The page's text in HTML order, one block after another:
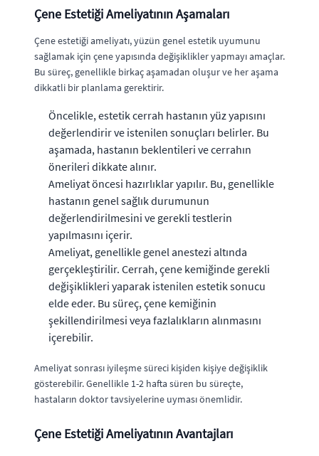
Çene Estetiği Ameliyatının Aşamaları
Çene estetiği ameliyatı, yüzün genel estetik uyumunu
sağlamak için çene yapısında değişiklikler yapmayı amaçlar.
Bu süreç, genellikle birkaç aşamadan oluşur ve her aşama
dikkatli bir planlama gerektirir.
Öncelikle, estetik cerrah hastanın yüz yapısını
değerlendirir ve istenilen sonuçları belirler. Bu
aşamada, hastanın beklentileri ve cerrahın
önerileri dikkate alınır.
Ameliyat öncesi hazırlıklar yapılır. Bu, genellikle
hastanın genel sağlık durumunun
değerlendirilmesini ve gerekli testlerin
yapılmasını içerir.
Ameliyat, genellikle genel anestezi altında
gerçekleştirilir. Cerrah, çene kemiğinde gerekli
değişiklikleri yaparak istenilen estetik sonucu
elde eder. Bu süreç, çene kemiğinin
şekillendirilmesi veya fazlalıkların alınmasını
içerebilir.
Ameliyat sonrası iyileşme süreci kişiden kişiye değişiklik
gösterebilir. Genellikle 1-2 hafta süren bu süreçte,
hastaların doktor tavsiyelerine uyması önemlidir.
Çene Estetiği Ameliyatının Avantajları